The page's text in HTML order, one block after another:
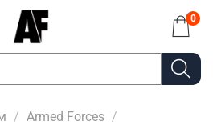
0
Armed Forces